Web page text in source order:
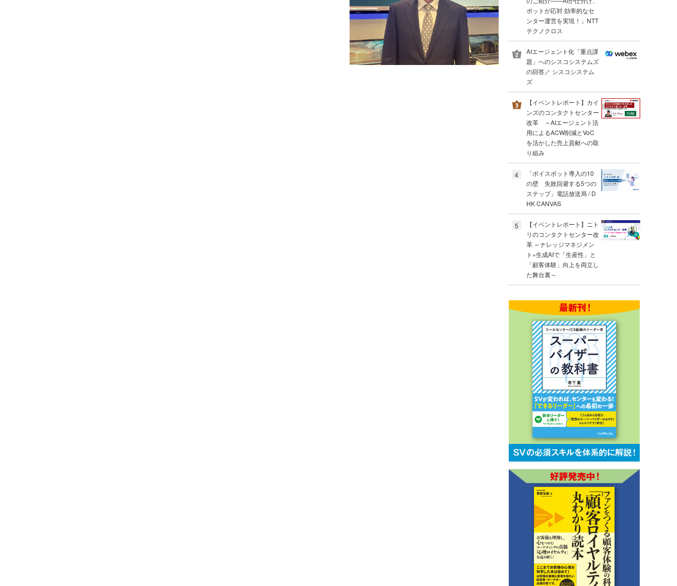
ボットが応対 効率的なセ
ンター運営を実現！」NTT
テクノクロス
AIエージェント化「重点課
題」へのシスコシステムズ
の回答／ シスコシステム
ズ
【イベントレポート】カイ
ンズのコンタクトセンター
改革 ～AIエージェント活
用によるACW削減とVoC
を活かした売上貢献への取
り組み
4
「ボイスボット導入の10
の壁 失敗回避する5つの
ステップ」電話放送局 / D
HK CANVAS
5
【イベントレポート】ニト
リのコンタクトセンター改
革 ～ナレッジマネジメン
ト×生成AIで「生産性」と
「顧客体験」向上を両立し
た舞台裏～